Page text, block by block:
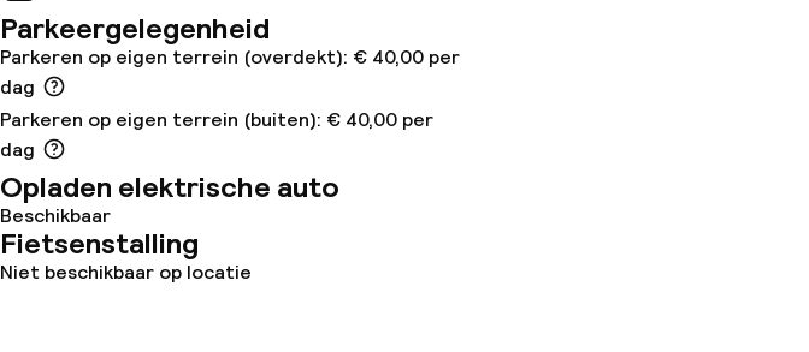
Parkeergelegenheid
Parkeren op eigen terrein (overdekt): € 40,00 per
dag
Parkeren op eigen terrein (buiten): € 40,00 per
dag
Opladen elektrische auto
Beschikbaar
Fietsenstalling
Niet beschikbaar op locatie